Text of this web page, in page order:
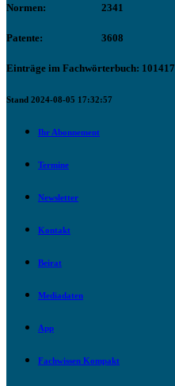
Normen: 2341
Patente: 3608
Einträge im Fachwörterbuch: 101417
Stand 2024-08-05 17:32:57
Ihr Abonnement
Termine
Newsletter
Kontakt
Beirat
Mediadaten
App
Fachwissen Kompakt